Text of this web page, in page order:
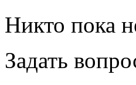
Никто пока
Задать